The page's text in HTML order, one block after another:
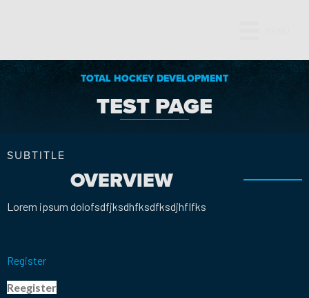
TOTAL HOCKEY DEVELOPMENT
TEST PAGE
SUBTITLE
OVERVIEW
Lorem ipsum dolofsdfjksdhfksdfksdjhflfks
Register
Reegister